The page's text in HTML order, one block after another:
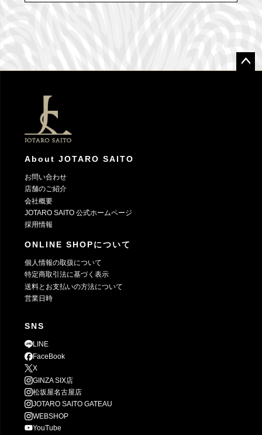
About JOTARO SAITO
お問い合わせ
店舗のご紹介
会社概要
JOTARO SAITO 公式ホームページ
採用情報
ONLINE SHOPについて
個人情報の取扱について
特定商取引法に基づく表示
送料とお支払いの方法について
営業日時
SNS
LINE
FaceBook
X
GINZA SIX店
松坂屋名古屋店
JOTARO SAITO GATEAU
WEBSHOP
YouTube